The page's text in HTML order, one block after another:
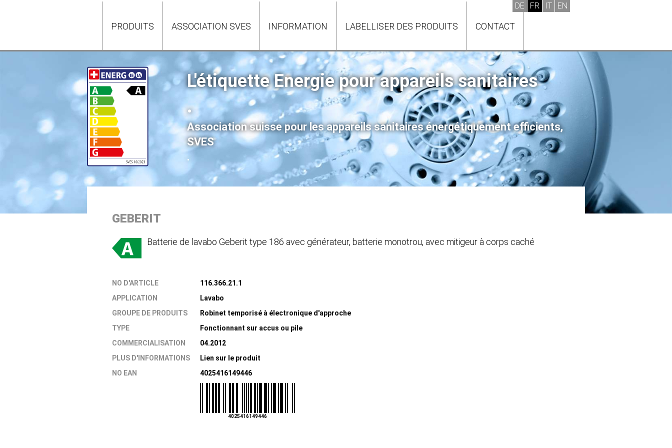
PRODUITS ASSOCIATION SVES INFORMATION LABELLISER DES PRODUITS CONTACT
L'étiquette Energie pour appareils sanitaires
.
Association suisse pour les appareils sanitaires énergétiquement efficients,
SVES
.
GEBERIT
Batterie de lavabo Geberit type 186 avec générateur, batterie monotrou, avec mitigeur à corps caché
NO D'ARTICLE
116.366.21.1
APPLICATION
Lavabo
GROUPE DE PRODUITS
Robinet temporisé à électronique d'approche
TYPE
Fonctionnant sur accus ou pile
COMMERCIALISATION
04.2012
PLUS D'INFORMATIONS
Lien sur le produit
NO EAN
4025416149446
4025416149446